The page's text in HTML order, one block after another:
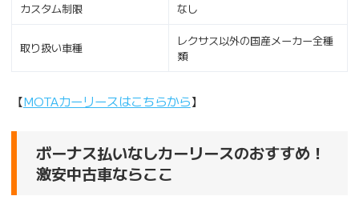
カスタム制限 なし
取り扱い車種
レクサス以外の国産メーカー全種
類
【MOTAカーリースはこちらから】
ボーナス払いなしカーリースのおすすめ！
激安中古車ならここ